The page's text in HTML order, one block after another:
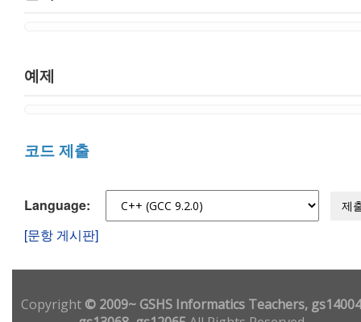
예제
코드 제출
Language: 제
[문항 게시판]
Copyright© 2009~ GSHS Informatics Teachers,